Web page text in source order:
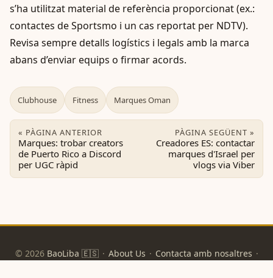
s’ha utilitzat material de referència proporcionat (ex.:
contactes de Sportsmo i un cas reportat per NDTV).
Revisa sempre detalls logístics i legals amb la marca
abans d’enviar equips o firmar acords.
Clubhouse Fitness Marques Oman
« PÀGINA ANTERIOR
Marques: trobar creators
de Puerto Rico a Discord
per UGC ràpid
PÀGINA SEGÜENT »
Creadores ES: contactar
marques d'Israel per
vlogs via Viber
© 2026 BaoLiba 🇪🇸 · About Us · Contacta amb nosaltres ·